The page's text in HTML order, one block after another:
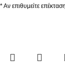
* Αν επιθυμείτε